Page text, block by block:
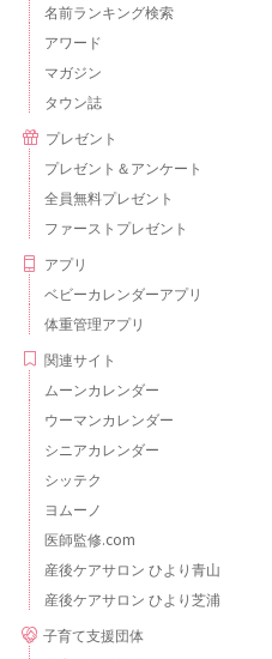
名前ランキング検索
アワード
マガジン
タウン誌
プレゼント
プレゼント＆アンケート
全員無料プレゼント
ファーストプレゼント
アプリ
ベビーカレンダーアプリ
体重管理アプリ
関連サイト
ムーンカレンダー
ウーマンカレンダー
シニアカレンダー
シッテク
ヨムーノ
医師監修.com
産後ケアサロン ひより青山
産後ケアサロン ひより芝浦
子育て支援団体